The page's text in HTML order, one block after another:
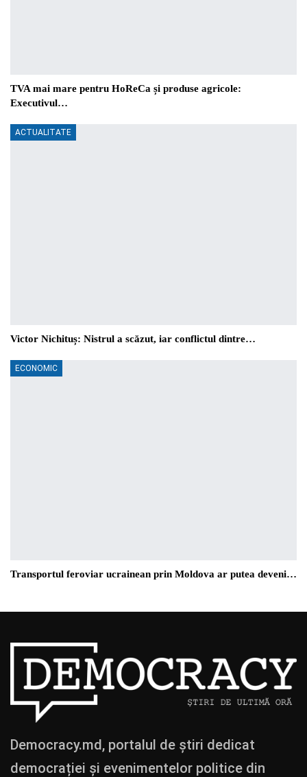
TVA mai mare pentru HoReCa și produse agricole:
Executivul…
ACTUALITATE
Victor Nichituș: Nistrul a scăzut, iar conflictul dintre…
ECONOMIC
Transportul feroviar ucrainean prin Moldova ar putea deveni…
Democracy.md, portalul de știri dedicat
democrației și evenimentelor politice din